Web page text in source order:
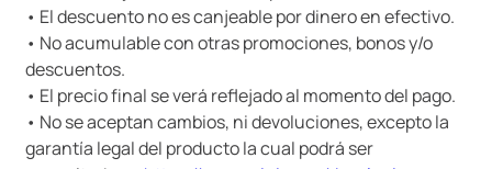
• El descuento no es canjeable por dinero en efectivo.
• No acumulable con otras promociones, bonos y/o
descuentos.
• El precio final se verá reflejado al momento del pago.
• No se aceptan cambios, ni devoluciones, excepto la
garantía legal del producto la cual podrá ser